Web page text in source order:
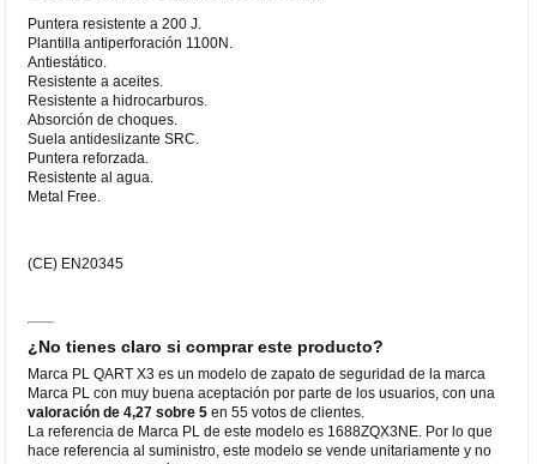
Puntera resistente a 200 J.
Plantilla antiperforación 1100N.
Antiestático.
Resistente a aceites.
Resistente a hidrocarburos.
Absorción de choques.
Suela antideslizante SRC.
Puntera reforzada.
Resistente al agua.
Metal Free.
(CE) EN20345
¿No tienes claro si comprar este producto?
Marca PL QART X3 es un modelo de zapato de seguridad de la marca
Marca PL con muy buena aceptación por parte de los usuarios, con una
valoración de 4,27 sobre 5 en 55 votos de clientes.
La referencia de Marca PL de este modelo es 1688ZQX3NE. Por lo que
hace referencia al suministro, este modelo se vende unitariamente y no